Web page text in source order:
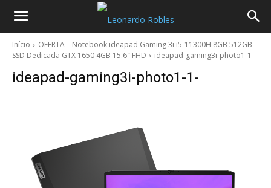
Início
OFERTA – Notebook ideapad Gaming 3i i5-11300H 8GB 512GB
SSD Dedicada GTX 1650 4GB 15.6″ FHD
ideapad-gaming3i-photo1-1-
ideapad-gaming3i-photo1-1-